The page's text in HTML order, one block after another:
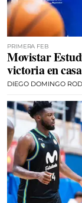
PRIMERA FEB
Movistar
victoria en
DIEGO DOMINGO